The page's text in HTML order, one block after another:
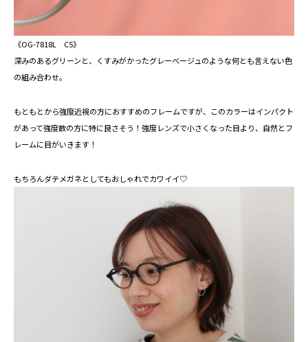
《OG-7818L C5》
深みのあるグリーンと、くすみがかったグレーベージュのような何とも言えない色
の組み合わせ。
もともとから強度近視の方におすすめのフレームですが、このカラーはインパクト
があって強度数の方に特に良さそう！強度レンズで小さくなった目より、自然とフ
レームに目がいきます！
もちろんダテメガネとしてもおしゃれでカワイイ♡